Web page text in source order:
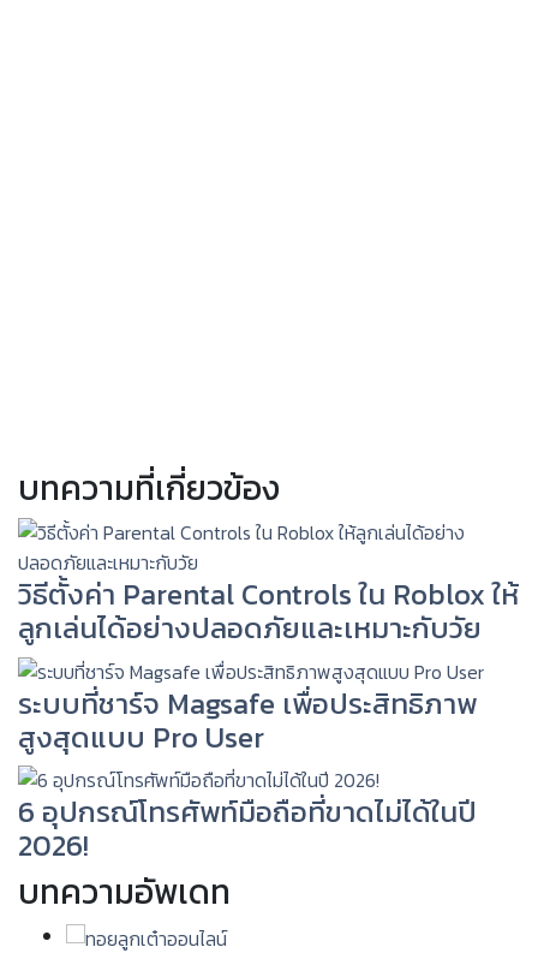
บทความที่เกี่ยวข้อง
วิธีตั้งค่า Parental Controls ใน Roblox ให้
ลูกเล่นได้อย่างปลอดภัยและเหมาะกับวัย
ระบบที่ชาร์จ Magsafe เพื่อประสิทธิภาพ
สูงสุดแบบ Pro User
6 อุปกรณ์โทรศัพท์มือถือที่ขาดไม่ได้ในปี
2026!
บทความอัพเดท